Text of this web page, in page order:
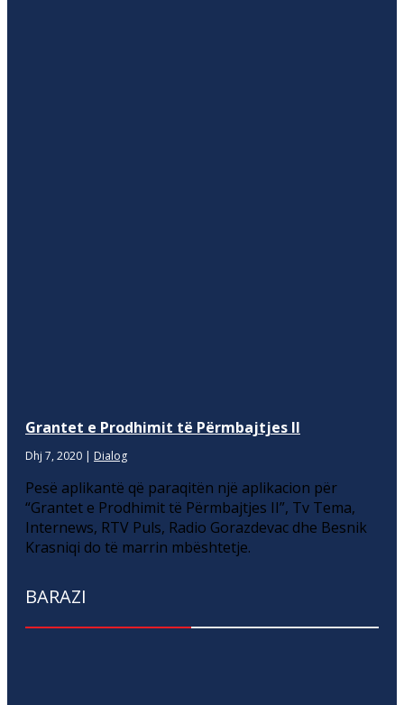
Grantet e Prodhimit të Përmbajtjes II
Dhj 7, 2020 | Dialog
Pesë aplikantë që paraqitën një aplikacion për
“Grantet e Prodhimit të Përmbajtjes II”, Tv Tema,
Internews, RTV Puls, Radio Gorazdevac dhe Besnik
Krasniqi do të marrin mbështetje.
BARAZI